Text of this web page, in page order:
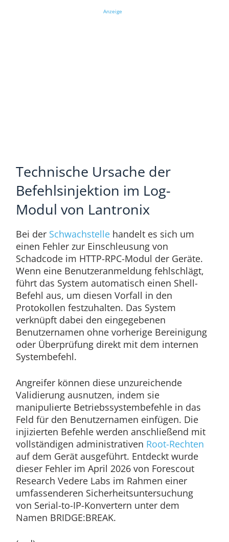
Anzeige
Technische Ursache der
Befehlsinjektion im Log-
Modul von Lantronix
Bei der Schwachstellehandelt es sich um
einen Fehler zur Einschleusung von
Schadcode im HTTP-RPC-Modul der Geräte.
Wenn eine Benutzeranmeldung fehlschlägt,
führt das System automatisch einen Shell-
Befehl aus, um diesen Vorfall in den
Protokollen festzuhalten. Das System
verknüpft dabei den eingegebenen
Benutzernamen ohne vorherige Bereinigung
oder Überprüfung direkt mit dem internen
Systembefehl.
Angreifer können diese unzureichende
Validierung ausnutzen, indem sie
manipulierte Betriebssystembefehle in das
Feld für den Benutzernamen einfügen. Die
injizierten Befehle werden anschließend mit
vollständigen administrativen Root-Rechten
auf dem Gerät ausgeführt. Entdeckt wurde
dieser Fehler im April 2026 von Forescout
Research Vedere Labs im Rahmen einer
umfassenderen Sicherheitsuntersuchung
von Serial-to-IP-Konvertern unter dem
Namen BRIDGE:BREAK.